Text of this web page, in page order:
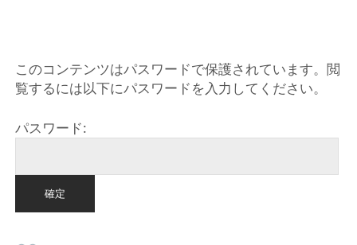
このコンテンツはパスワードで保護されています。閲
覧するには以下にパスワードを入力してください。
パスワード: